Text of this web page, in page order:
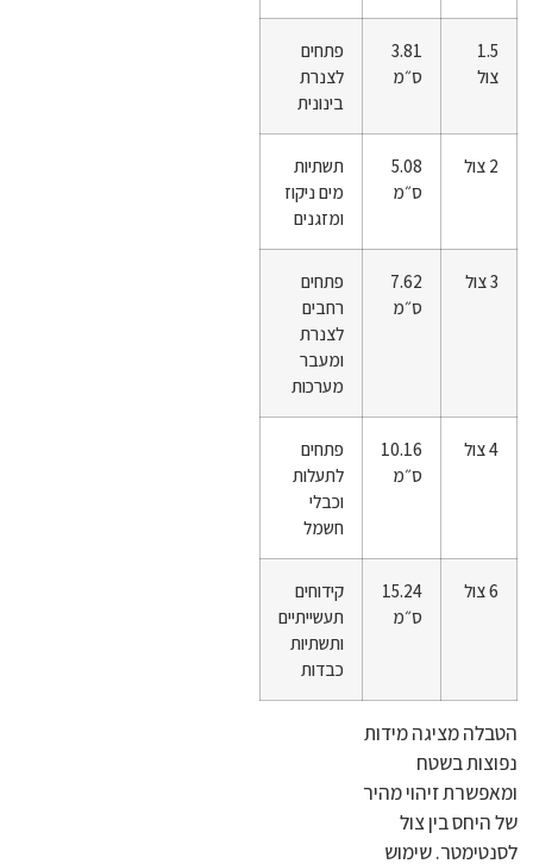
1.5
צול
3.81
ס״מ
פתחים
לצנרת
בינונית
2 צול
5.08
ס״מ
תשתיות
מים ניקוז
ומזגנים
3 צול
7.62
ס״מ
פתחים
רחבים
לצנרת
ומעבר
מערכות
4 צול
10.16
ס״מ
פתחים
לתעלות
וכבלי
חשמל
6 צול
15.24
ס״מ
קידוחים
תעשייתיים
ותשתיות
כבדות
הטבלה מציגה מידות
נפוצות בשטח
ומאפשרת זיהוי מהיר
של היחס בין צול
לסנטימטר. שימוש